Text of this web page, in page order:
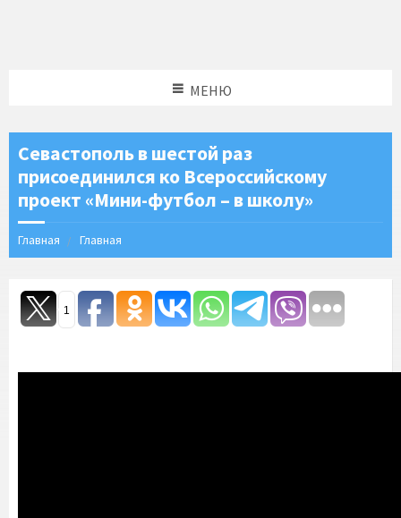
МЕНЮ
Севастополь в шестой раз
присоединился ко Всероссийскому
проект «Мини-футбол – в школу»
Главная Главная
1